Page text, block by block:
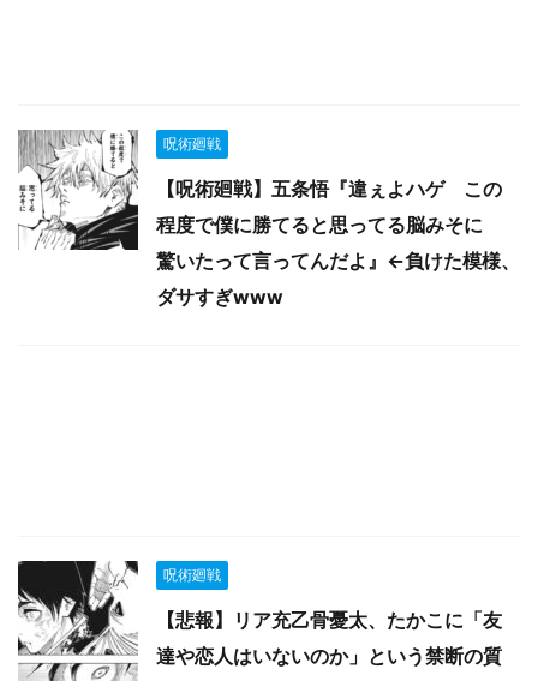
呪術廻戦
【呪術廻戦】五条悟『違ぇよハゲ この
程度で僕に勝てると思ってる脳みそに
驚いたって言ってんだよ』←負けた模様、
ダサすぎwww
呪術廻戦
【悲報】リア充乙骨憂太、たかこに「友
達や恋人はいないのか」という禁断の質